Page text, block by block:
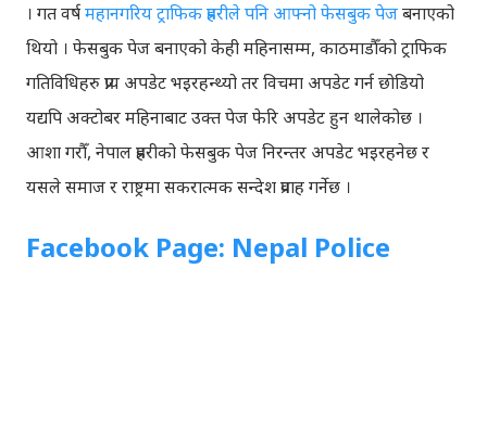
। गत वर्षमहानगरिय ट्राफिक प्रहरीले पनि आफ्नो फेसबुक पेजबनाएको
थियो । फेसबुक पेज बनाएको केही महिनासम्म, काठमाडौँको ट्राफिक
गतिविधिहरु प्राय अपडेट भइरहन्थ्यो तर विचमा अपडेट गर्न छोडियो
यद्यपि अक्टोबर महिनाबाट उक्त पेज फेरि अपडेट हुन थालेकोछ ।
आशा गरौँ, नेपाल प्रहरीको फेसबुक पेज निरन्तर अपडेट भइरहनेछ र
यसले समाज र राष्ट्रमा सकरात्मक सन्देश प्रवाह गर्नेछ ।
Facebook Page: Nepal Police